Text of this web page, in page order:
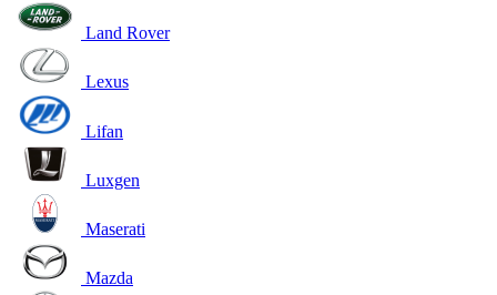
Land Rover
Lexus
Lifan
Luxgen
Maserati
Mazda